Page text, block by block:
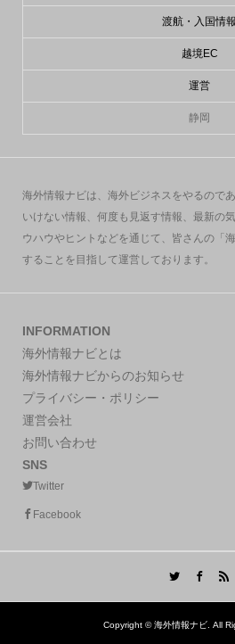
渡航・入国情報
越境EC
運営
静岡
海外情報ナビは、海外ビジネスをやるので
いけない情報、何度も見返す情報、最新の
ウハウやヒントなどを通じて、皆さんの「
することを目指して運営しております。
INFORMATION
海外情報ナビとは
海外情報ナビからのお知らせ
プライバシー・ポリシー
運営会社
お問い合わせ
SNS
Twitter
Facebook
Copyright ©海外情報ナビ. All